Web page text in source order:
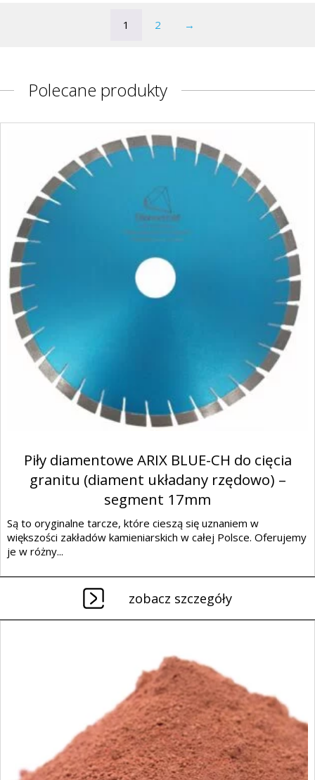
1 2 →
Polecane produkty
Piły diamentowe ARIX BLUE-CH do cięcia
granitu (diament układany rzędowo) –
segment 17mm
Są to oryginalne tarcze, które cieszą się uznaniem w
większości zakładów kamieniarskich w całej Polsce. Oferujemy
je w różny...
zobacz szczegóły